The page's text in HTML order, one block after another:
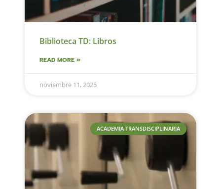
Biblioteca TD: Libros
READ MORE »
noviembre 11, 2025
ACADEMIA TRANSDISCIPLINARIA